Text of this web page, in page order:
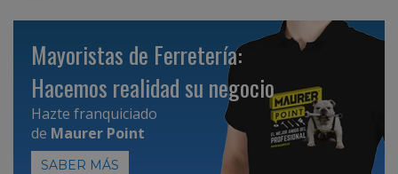
Mayoristas de Ferretería:
Hacemos realidad su negocio
Hazte franquiciado
de Maurer Point
SABER MÁS